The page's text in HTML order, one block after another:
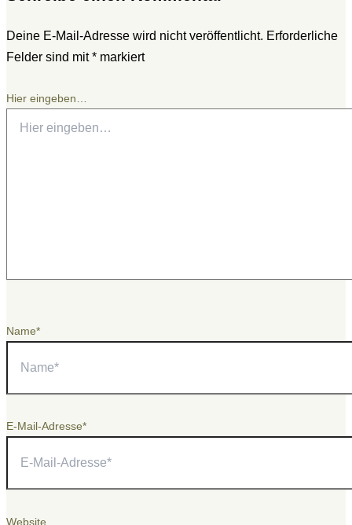
Deine E-Mail-Adresse wird nicht veröffentlicht. Erforderliche
Felder sind mit* markiert
Hier eingeben…
Name*
E-Mail-Adresse*
Website